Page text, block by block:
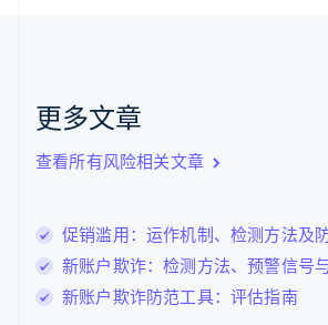
更多文章
查看所有风险相关文章
促销滥用：运作机制、检测方法及
新账户欺诈：检测方法、预警信号
新账户欺诈防范工具：评估指南
立陶宛
列支敦士登
FrançaisDeutschEnglish
罗马尼亚
English
马尔他